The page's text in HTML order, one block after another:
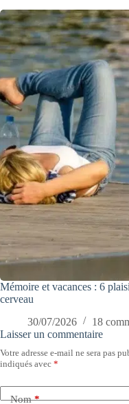
Mémoire et vacances : 6
cerveau
30/07/2026
18
Laisser un commentaire
Votre adresse e-mail ne sera pas
indiqués avec *
Nom*